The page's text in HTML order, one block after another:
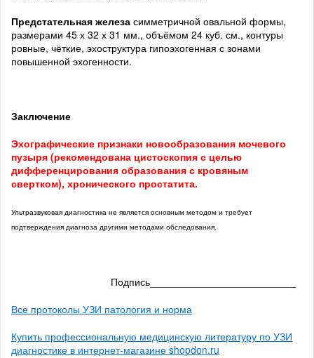
Предстательная железа симметричной овальной формы,
размерами 45 х 32 х 31 мм., объёмом 24 куб. см., контуры
ровные, чёткие, эхоструктура гипоэхогенная с зонами
повышенной эхогенности.
Заключение
Эхографические признаки новообразования мочевого
пузыря (рекомендована цистоскопия с целью
дифференцирования образования с кровяным
свертком), хронического простатита.
Ультразвуковая диагностика не является основным методом и требует
подтверждения диагноза другими методами обследования.
Подпись__________________________
Все протоколы УЗИ патология и норма
Купить профессиональную медицинскую литературу по УЗИ
диагностике в интернет-магазине shopdon.ru